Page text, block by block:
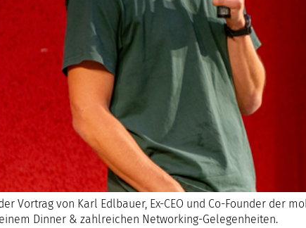
Vortrag von Karl Edlbauer, Ex-CEO und Co-Founder der
Dinner & zahlreichen Networking-Gelegenheiten.